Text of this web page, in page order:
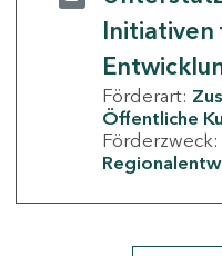
Initiativen
Förderart:
Öffentliche
Förderzweck: